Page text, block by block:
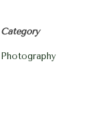
Category
Photography